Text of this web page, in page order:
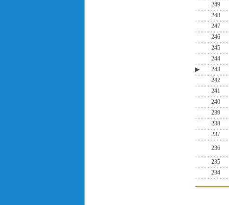
249
248
247
246
245
244
▶
243
242
241
240
239
238
237
236
235
234